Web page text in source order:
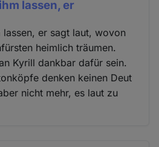
lassen, er
lassen, er sagt laut, wovon
heimlich träumen.
Kyrill dankbar dafür sein.
denken keinen Deut
nicht mehr, es laut zu